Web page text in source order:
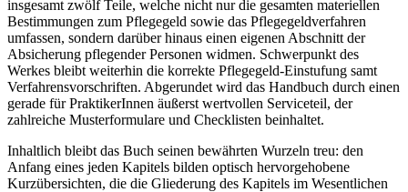
insgesamt zwölf Teile, welche nicht nur die gesamten materiellen
Bestimmungen zum Pflegegeld sowie das Pflegegeldverfahren
umfassen, sondern darüber hinaus einen eigenen Abschnitt der
Absicherung pflegender Personen widmen. Schwerpunkt des
Werkes bleibt weiterhin die korrekte Pflegegeld-Einstufung samt
Verfahrensvorschriften. Abgerundet wird das Handbuch durch einen
gerade für PraktikerInnen äußerst wertvollen Serviceteil, der
zahlreiche Musterformulare und Checklisten beinhaltet.
Inhaltlich bleibt das Buch seinen bewährten Wurzeln treu: den
Anfang eines jeden Kapitels bilden optisch hervorgehobene
Kurzübersichten, die die Gliederung des Kapitels im Wesentlichen